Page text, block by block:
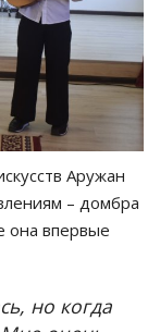
Аружан
– домбра
она впервые
но когда